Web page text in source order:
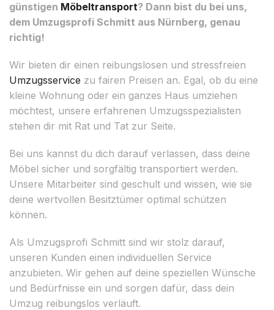
günstigen Möbeltransport? Dann bist du bei uns,
dem Umzugsprofi Schmitt aus Nürnberg, genau
richtig!
Wir bieten dir einen reibungslosen und stressfreien
Umzugsservice zu fairen Preisen an. Egal, ob du eine
kleine Wohnung oder ein ganzes Haus umziehen
möchtest, unsere erfahrenen Umzugsspezialisten
stehen dir mit Rat und Tat zur Seite.
Bei uns kannst du dich darauf verlassen, dass deine
Möbel sicher und sorgfältig transportiert werden.
Unsere Mitarbeiter sind geschult und wissen, wie sie
deine wertvollen Besitztümer optimal schützen
können.
Als Umzugsprofi Schmitt sind wir stolz darauf,
unseren Kunden einen individuellen Service
anzubieten. Wir gehen auf deine speziellen Wünsche
und Bedürfnisse ein und sorgen dafür, dass dein
Umzug reibungslos verläuft.